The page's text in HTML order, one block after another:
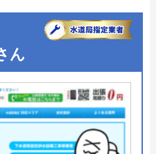
リーンライフ
市広芝町6-10
り無料
振込
せ件数約200,000件、ご
120,000件
ん